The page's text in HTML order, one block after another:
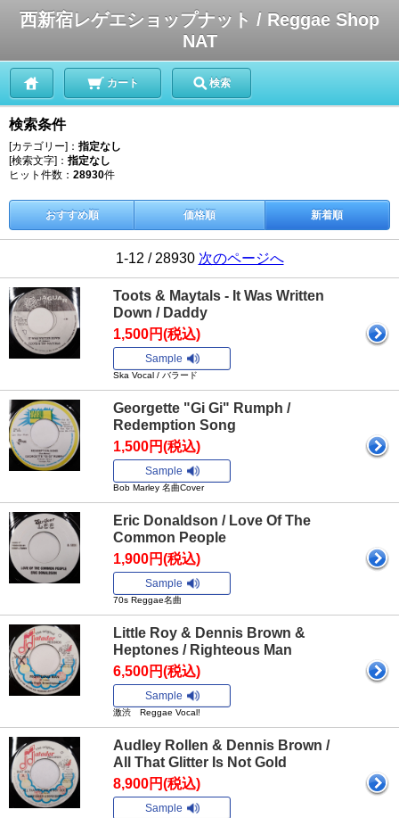
西新宿レゲエショップナット / Reggae Shop
NAT
カート 検索
検索条件
[カテゴリー]： 指定なし
[検索文字]： 指定なし
ヒット件数： 28930件
おすすめ順 価格順 新着順
1-12 / 28930 次のページへ
Toots & Maytals - It Was Written
Down / Daddy
1,500円(税込)
Sample
Ska Vocal / バラード
Georgette "Gi Gi" Rumph /
Redemption Song
1,500円(税込)
Sample
Bob Marley 名曲Cover
Eric Donaldson / Love Of The
Common People
1,900円(税込)
Sample
70s Reggae名曲
Little Roy & Dennis Brown &
Heptones / Righteous Man
6,500円(税込)
Sample
激渋 Reggae Vocal!
Audley Rollen & Dennis Brown /
All That Glitter Is Not Gold
8,900円(税込)
Sample